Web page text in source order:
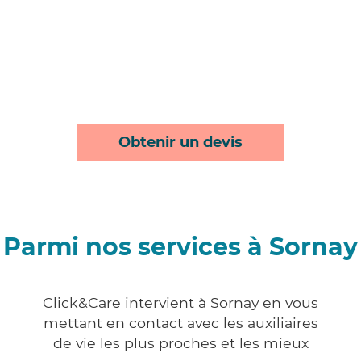
Obtenir un devis
Parmi nos services à Sornay
Click&Care intervient à Sornay en vous
mettant en contact avec les auxiliaires
de vie les plus proches et les mieux